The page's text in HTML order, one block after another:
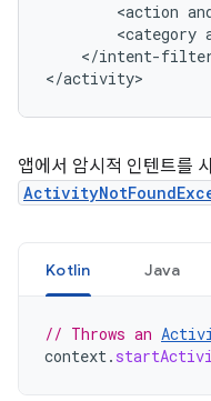
<action
<category
</intent-
앱에서 암시적 인텐트를
Kotlin Java
// Throws an
context.